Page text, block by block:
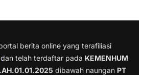
berita online yang terafiliasi
dan telah terdaftar pada KEMENHUM
dibawah naungan PT